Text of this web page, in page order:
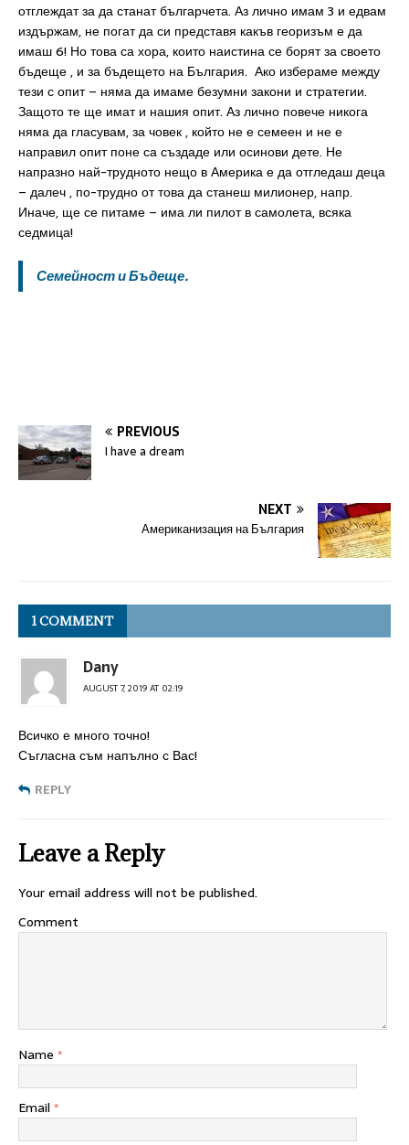
отглеждат за да станат българчета. Аз лично имам 3 и едвам
издържам, не погат да си представя какъв георизъм е да
имаш 6! Но това са хора, които наистина се борят за своето
бъдеще , и за бъдещето на България. Ако избераме между
тези с опит – няма да имаме безумни закони и стратегии.
Защото те ще имат и нашия опит. Аз лично повече никога
няма да гласувам, за човек , който не е семеен и не е
направил опит поне са създаде или осинови дете. Не
напразно най-трудното нещо в Америка е да отгледаш деца
– далеч , по-трудно от това да станеш милионер, напр.
Иначе, ще се питаме – има ли пилот в самолета, всяка
седмица!
Семейност и Бъдеще.
PREVIOUS
I have a dream
NEXT
Американизация на България
1 COMMENT
Dany
AUGUST 7, 2019 AT 02:19
Всичко е много точно!
Съгласна съм напълно с Вас!
REPLY
Leave a Reply
Your email address will not be published.
Comment
Name *
Email *